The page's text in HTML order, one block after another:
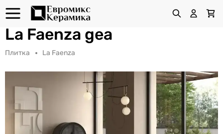
La Faenza gea
Плитка La Faenza